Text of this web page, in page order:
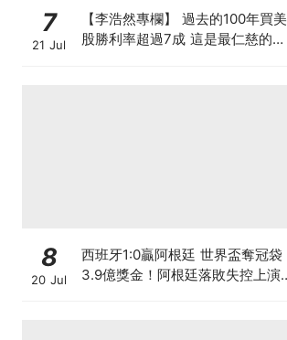
7
21 Jul
【李浩然專欄】 過去的100年買美
股勝利率超過7成 這是最仁慈的賭
8
20 Jul
西班牙1:0贏阿根廷 世界盃奪冠袋
3.9億獎金！阿根廷落敗失控上演